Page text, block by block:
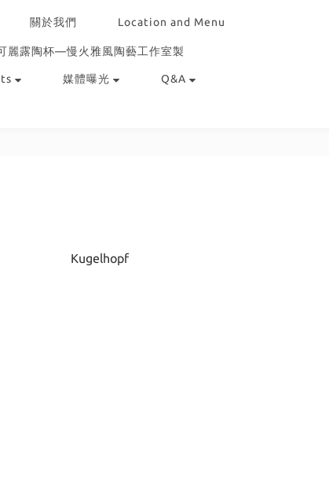
關於我們 Location and Menu
麗露陶杯—慢火雅風陶藝工作室製
媒體曝光 Q&A